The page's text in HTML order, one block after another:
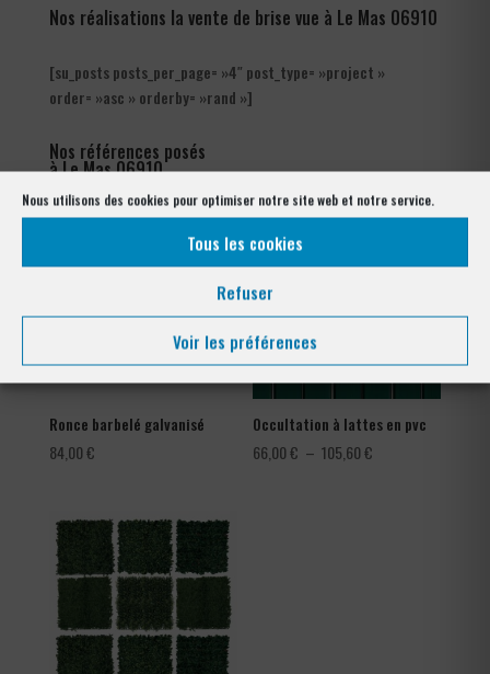
Nous utilisons des cookies pour optimiser notre site web et notre service.
Tous les cookies
Refuser
Voir les préférences
Nos réalisations la vente de brise vue à Le Mas 06910
[su_posts posts_per_page= »4″ post_type= »project »
order= »asc » orderby= »rand »]
Nos références posés
à Le Mas 06910
Ronce barbelé galvanisé
84,00€
Occultation à lattes en pvc
66,00€ – 105,60€